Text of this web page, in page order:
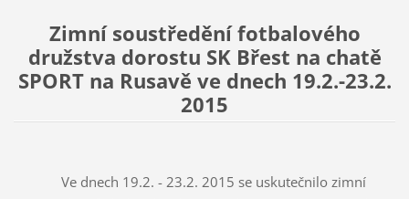
Zimní soustředění fotbalového
družstva dorostu SK Břest na chatě
SPORT na Rusavě ve dnech 19.2.-23.2.
2015
Ve dnech 19.2. - 23.2. 2015 se uskutečnilo zimní